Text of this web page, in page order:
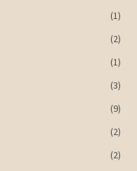
(1)
(2)
(1)
(3)
(9)
(2)
(2)